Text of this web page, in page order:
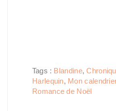
Tags : Blandine,
Harlequin, Mon
Romance de Noël